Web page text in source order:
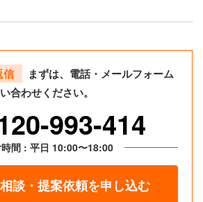
信
まずは、電話・メールフォーム
合わせください。
993-414
間 : 平日 10:00〜18:00
談・提案依頼を申し込む